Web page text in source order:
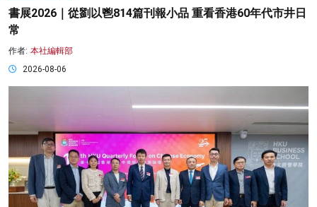
書展2026｜從劉以鬯814篇刊報小品 重看香港60年代市井日
常
作者: 本社編輯部
2026-08-06